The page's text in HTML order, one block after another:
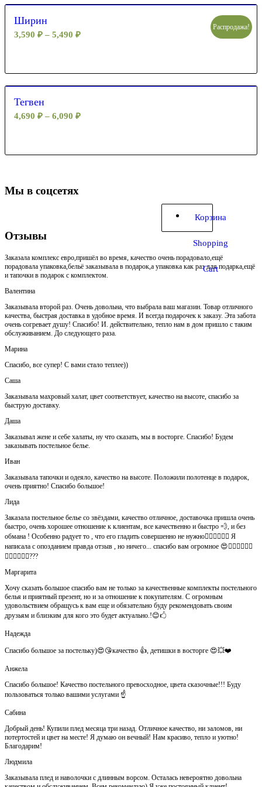
Корзина
Shopping
Cart
Ширин
3,590 ₽ – 5,490 ₽
Распродажа!
Тегвен
4,690 ₽ – 6,090 ₽
Мы в соцсетях
Отзывы
Заказала комплекс евро,пришёл во время, качество очень порадовало,ещё
порадовала упаковка,бельё заказывала в подарок,а упаковка как раз для подарка,ещё
и тапочки в подарок с комплектом.
Валентина
Заказывала второй раз. Очень довольна, что выбрала ваш магазин. Товар отличного
качества, быстрая доставка в удобное время. И всегда подарочек к заказу. Эта забота
очень согревает душу! Спасибо! И. действительно, тепло нам в дом пришло с таким
обслуживанием. До следующего раза.
Марина
Спасибо, все супер! С вами стало теплее))
Саша
Заказывала махровый халат, цвет соответствует, качество на высоте, спасибо за
быструю доставку.
Даша
Заказывал жене и себе халаты, ну что сказать, мы в восторге. Спасибо! Будем
заказывать постельное белье.
Иван
Заказывала тапочки и одеяло, качество на высоте. Положили полотенце в подарок,
очень приятно! Спасибо большое!
Лида
Заказала постельное белье со звёздами, качество отличное, доставочка пришла очень
быстро, очень хорошее отношение к клиентам, все качественно и быстро 💨, и без
обмана ! Особенно радует то , что его гладить совершенно не нужно👍🏻👍🏻🙈😄 Я
написала с опозданием правда отзыв , но ничего... спасибо вам огромное 😍👍🏻👍🏻👏🏻
👌🏻👌🏻👌🏻???
Маргарита
Хочу сказать большое спасибо вам не только за качественные комплекты постельного
белья и приятный презент, но и за отношение к покупателям. С огромным
удовольствием обращусь к вам еще и обязательно буду рекомендовать своим
друзьям и близким для кого это будет актуально.!😊🖒
Надежда
Спасибо большое за постельку)😍😘качество 👍, детишки в восторге 😍💥❤️
Анжела
Спасибо большое! Качество постельного превосходное, цвета сказочные!!! Буду
пользоваться только вашими услугами ☝️
Сабина
Добрый день! Купили плед месяца три назад. Отличное качество, ни заломов, ни
потертостей и цвет на месте! Я думаю он вечный! Нам красиво, тепло и уютно!
Благодарим!
Людмила
Заказывала плед и наволочки с длинным ворсом. Осталась невероятно довольна